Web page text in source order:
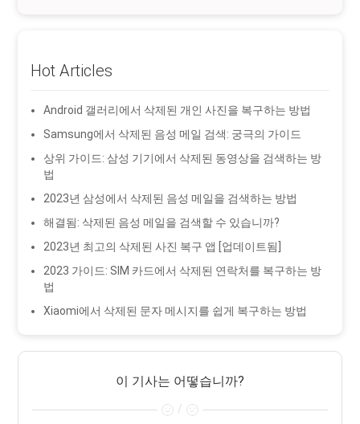
Hot Articles
Android 갤러리에서 삭제된 개인 사진을 복구하는 방법
Samsung에서 삭제된 음성 메일 검색: 궁극의 가이드
상위 가이드: 삼성 기기에서 삭제된 동영상을 검색하는 방
법
2023년 삼성에서 삭제된 음성 메일을 검색하는 방법
해결됨: 삭제된 음성 메일을 검색할 수 있습니까?
2023년 최고의 삭제된 사진 복구 앱 [업데이트됨]
2023 가이드: SIM 카드에서 삭제된 연락처를 복구하는 방
법
Xiaomi에서 삭제된 문자 메시지를 쉽게 복구하는 방법
이 기사는 어떻습니까?
/